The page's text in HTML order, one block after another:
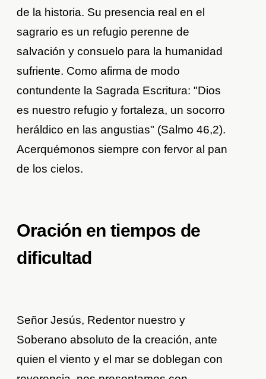
de la historia. Su presencia real en el
sagrario es un refugio perenne de
salvación y consuelo para la humanidad
sufriente. Como afirma de modo
contundente la Sagrada Escritura: "Dios
es nuestro refugio y fortaleza, un socorro
heráldico en las angustias" (Salmo 46,2).
Acerquémonos siempre con fervor al pan
de los cielos.
Oración en tiempos de
dificultad
Señor Jesús, Redentor nuestro y
Soberano absoluto de la creación, ante
quien el viento y el mar se doblegan con